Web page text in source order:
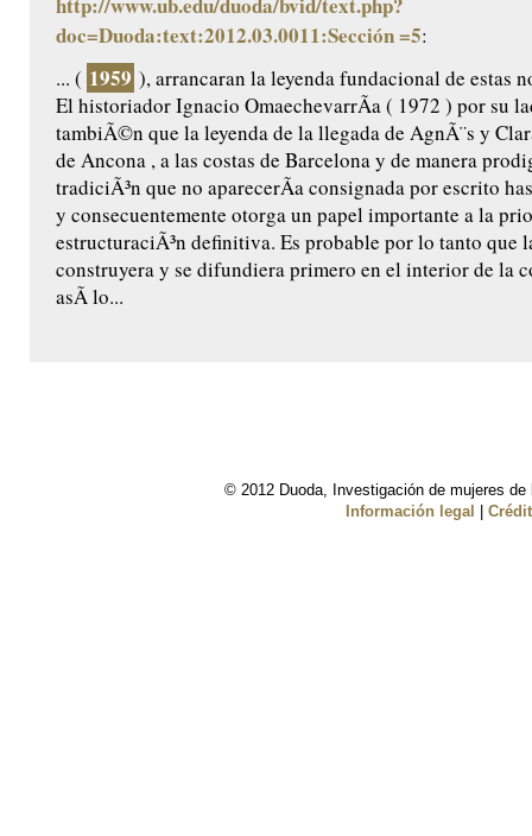
doc=Duoda:text:2012.03.0011:Sección =5:
... ( 1959 ), arrancaran la leyenda fundacional de estas
El historiador Ignacio OmaechevarrÃ­a ( 1972 ) por su
tambiÃ©n que la leyenda de la llegada de AgnÃ¨s y
de Ancona , a las costas de Barcelona y de manera
tradiciÃ³n que no aparecerÃ­a consignada por escrito
y consecuentemente otorga un papel importante a la
estructuraciÃ³n definitiva. Es probable por lo tanto que
construyera y se difundiera primero en el interior de la
asÃ­ lo...
© 2012 Duoda, Investigación de mujeres
Información legal